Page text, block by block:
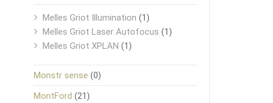
Melles Griot Illumination (1)
Melles Griot Laser Autofocus (1)
Melles Griot XPLAN (1)
Monstr sense (0)
MontFord (21)